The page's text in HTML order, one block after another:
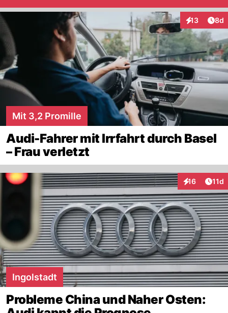
13
Interaktionen
8d
Mit 3,2 Promille
Audi-Fahrer mit Irrfahrt durch Basel
– Frau verletzt
16
Interaktionen
11d
Ingolstadt
Probleme China und Naher Osten: